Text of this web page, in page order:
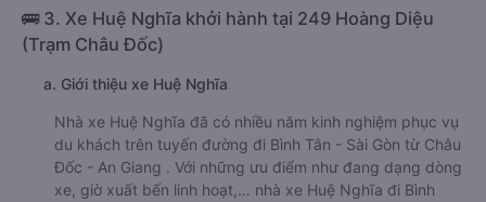
🚌 3. Xe Huệ Nghĩa khởi hành tại 249 Hoàng Diệu
(Trạm Châu Đốc)
a. Giới thiệu xe Huệ Nghĩa
Nhà xe Huệ Nghĩa đã có nhiều năm kinh nghiệm phục vụ
du khách trên tuyến đường đi Bình Tân - Sài Gòn từ Châu
Đốc - An Giang . Với những ưu điểm như đang dạng dòng
xe, giờ xuất bến linh hoạt,… nhà xe Huệ Nghĩa đi Bình